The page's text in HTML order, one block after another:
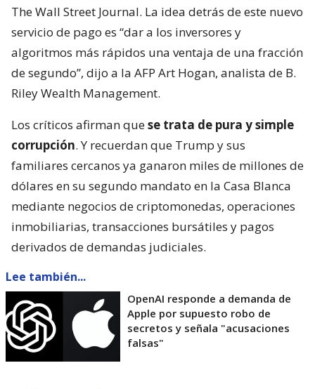
The Wall Street Journal. La idea detrás de este nuevo
servicio de pago es “dar a los inversores y
algoritmos más rápidos una ventaja de una fracción
de segundo”, dijo a la AFP Art Hogan, analista de B.
Riley Wealth Management.
Los críticos afirman quese trata de pura y simple
corrupción. Y recuerdan que Trump y sus
familiares cercanos ya ganaron miles de millones de
dólares en su segundo mandato en la Casa Blanca
mediante negocios de criptomonedas, operaciones
inmobiliarias, transacciones bursátiles y pagos
derivados de demandas judiciales.
Lee también...
OpenAI responde a demanda de
Apple por supuesto robo de
secretos y señala "acusaciones
falsas"